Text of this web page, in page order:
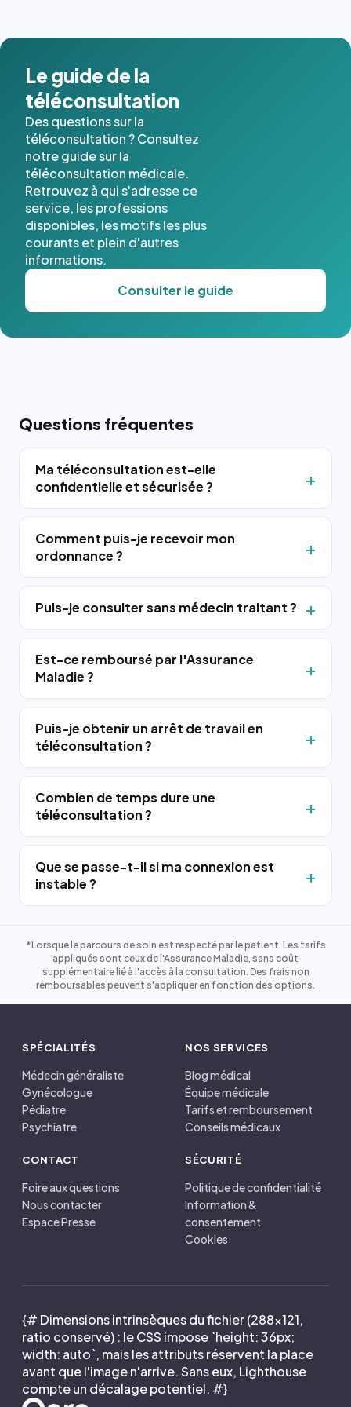
Le guide de la
téléconsultation
Des questions sur la
téléconsultation ? Consultez
notre guide sur la
téléconsultation médicale.
Retrouvez à qui s'adresse ce
service, les professions
disponibles, les motifs les plus
courants et plein d'autres
informations.
Consulter le guide
Questions fréquentes
Ma téléconsultation est-elle
confidentielle et sécurisée ?
Comment puis-je recevoir mon
ordonnance ?
Puis-je consulter sans médecin traitant ?
Est-ce remboursé par l'Assurance
Maladie ?
Puis-je obtenir un arrêt de travail en
téléconsultation ?
Combien de temps dure une
téléconsultation ?
Que se passe-t-il si ma connexion est
instable ?
*Lorsque le parcours de soin est respecté par le patient. Les tarifs
appliqués sont ceux de l'Assurance Maladie, sans coût
supplémentaire lié à l'accès à la consultation. Des frais non
remboursables peuvent s'appliquer en fonction des options.
SPÉCIALITÉS
Médecin généraliste
Gynécologue
Pédiatre
Psychiatre
NOS SERVICES
Blog médical
Équipe médicale
Tarifs et remboursement
Conseils médicaux
CONTACT
Foire aux questions
Nous contacter
Espace Presse
SÉCURITÉ
Politique de confidentialité
Information &
consentement
Cookies
{# Dimensions intrinsèques du fichier (288×121,
ratio conservé) : le CSS impose `height: 36px;
width: auto`, mais les attributs réservent la place
avant que l'image n'arrive. Sans eux, Lighthouse
compte un décalage potentiel. #}